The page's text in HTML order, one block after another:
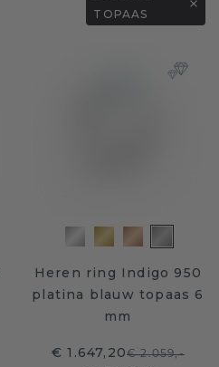
TOPAAS
Heren ring Indigo 950
platina blauw topaas 6
mm
€ 1.647,20€ 2.059,-